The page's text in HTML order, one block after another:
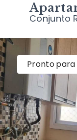
Conjunto
Pronto